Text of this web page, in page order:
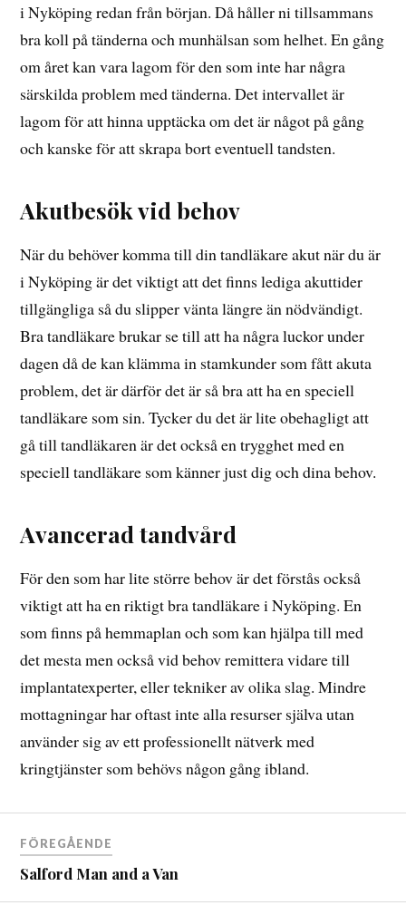
i Nyköping redan från början. Då håller ni tillsammans
bra koll på tänderna och munhälsan som helhet. En gång
om året kan vara lagom för den som inte har några
särskilda problem med tänderna. Det intervallet är
lagom för att hinna upptäcka om det är något på gång
och kanske för att skrapa bort eventuell tandsten.
Akutbesök vid behov
När du behöver komma till din tandläkare akut när du är
i Nyköping är det viktigt att det finns lediga akuttider
tillgängliga så du slipper vänta längre än nödvändigt.
Bra tandläkare brukar se till att ha några luckor under
dagen då de kan klämma in stamkunder som fått akuta
problem, det är därför det är så bra att ha en speciell
tandläkare som sin. Tycker du det är lite obehagligt att
gå till tandläkaren är det också en trygghet med en
speciell tandläkare som känner just dig och dina behov.
Avancerad tandvård
För den som har lite större behov är det förstås också
viktigt att ha en riktigt bra tandläkare i Nyköping. En
som finns på hemmaplan och som kan hjälpa till med
det mesta men också vid behov remittera vidare till
implantatexperter, eller tekniker av olika slag. Mindre
mottagningar har oftast inte alla resurser själva utan
använder sig av ett professionellt nätverk med
kringtjänster som behövs någon gång ibland.
FÖREGÅENDE
Salford Man and a Van